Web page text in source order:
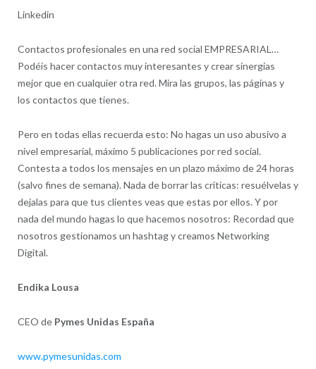
Linkedin
Contactos profesionales en una red social EMPRESARIAL…
Podéis hacer contactos muy interesantes y crear sinergias
mejor que en cualquier otra red. Mira las grupos, las páginas y
los contactos que tienes.
Pero en todas ellas recuerda esto: No hagas un uso abusivo a
nivel empresarial, máximo 5 publicaciones por red social.
Contesta a todos los mensajes en un plazo máximo de 24 horas
(salvo fines de semana). Nada de borrar las criticas: resuélvelas y
dejalas para que tus clientes veas que estas por ellos. Y por
nada del mundo hagas lo que hacemos nosotros: Recordad que
nosotros gestionamos un hashtag y creamos Networking
Digital.
Endika Lousa
CEO de Pymes Unidas España
www.pymesunidas.com